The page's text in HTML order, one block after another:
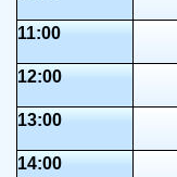
11:00
12:00
13:00
14:00